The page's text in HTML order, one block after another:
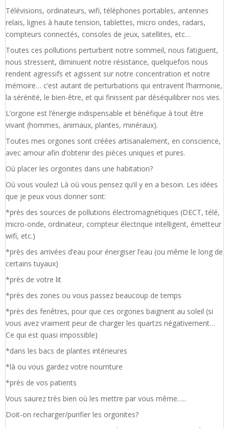
Télévisions, ordinateurs, wifi, téléphones portables, antennes
relais, lignes à haute tension, tablettes, micro ondes, radars,
compteurs connectés, consoles de jeux, satellites, etc…
Toutes ces pollutions perturbent notre sommeil, nous fatiguent,
nous stressent, diminuent notre résistance, quelquefois nous
rendent agressifs et agissent sur notre concentration et notre
mémoire… c’est autant de perturbations qui entravent l’harmonie,
la sérénité, le bien-être, et qui finissent par déséquilibrer nos vies.
L’orgone est l‘énergie indispensable et bénéfique à tout être
vivant (hommes, animaux, plantes, minéraux).
Toutes mes orgones sont créées artisanalement, en conscience,
avec amour afin d’obtenir des pièces uniques et pures.
Où placer les orgonites dans une habitation?
Où vous voulez! Là où vous pensez qu’il y en a besoin. Les idées
que je peux vous donner sont:
*près des sources de pollutions électromagnétiques (DECT, télé,
micro-onde, ordinateur, compteur électrique intelligent, émetteur
wifi, etc.)
*près des arrivées d’eau pour énergiser l’eau (ou même le long de
certains tuyaux)
*près de votre lit
*près des zones ou vous passez beaucoup de temps
*près des fenêtres, pour que ces orgones baignent au soleil (si
vous avez vraiment peur de charger les quartzs négativement…
Ce qui est quasi impossible)
*dans les bacs de plantes intérieures
*là ou vous gardez votre nourriture
*près de vos patients
Vous saurez très bien où les mettre par vous même…..
Doit-on recharger/purifier les orgonites?